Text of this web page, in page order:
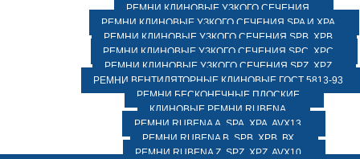
РЕМНИ КЛИНОВЫЕ УЗКОГО СЕЧЕНИЯ
РЕМНИ КЛИНОВЫЕ УЗКОГО СЕЧЕНИЯ SPA И XPA
РЕМНИ КЛИНОВЫЕ УЗКОГО СЕЧЕНИЯ SPB, XPB
РЕМНИ КЛИНОВЫЕ УЗКОГО СЕЧЕНИЯ SPC, XPC
РЕМНИ КЛИНОВЫЕ УЗКОГО СЕЧЕНИЯ SPZ, XPZ
РЕМНИ ВЕНТИЛЯТОРНЫЕ КЛИНОВЫЕ ГОСТ 5813-93
РЕМНИ БЕСКОНЕЧНЫЕ ПЛОСКИЕ
КЛИНОВЫЕ РЕМНИ RUBENA
РЕМНИ RUBENA А, SPA, XPA, AVX13
РЕМНИ RUBENA В, SPВ, ХPВ, ВХ
РЕМНИ RUBENA Z, SPZ, XPZ, AVX10